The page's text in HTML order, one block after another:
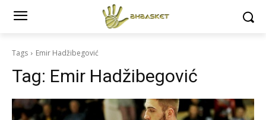
Tags Emir Hadžibegović
Tag: Emir Hadžibegović